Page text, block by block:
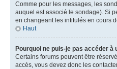
Comme pour les messages, les
auquel est associé le sondage). Si
en changeant les intitulés en cours
Haut
Pourquoi ne puis-je pas accéder à
Certains forums peuvent être
accès, vous devez donc les